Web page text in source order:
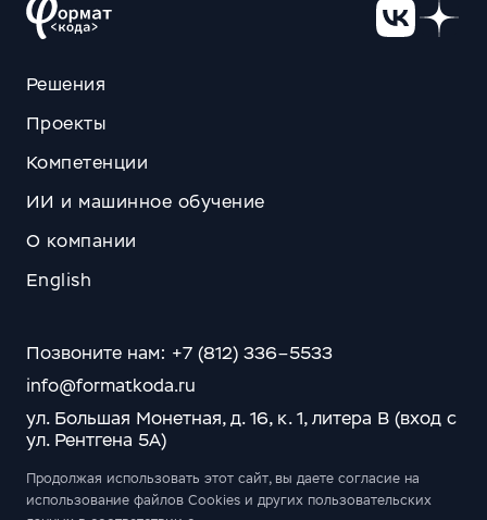
Решения
Проекты
Компетенции
ИИ и машинное обучение
О компании
English
Позвоните нам: +7 (812) 336–5533
info@formatkoda.ru
ул. Большая Монетная, д. 16, к. 1, литера В (вход с
ул. Рентгена 5А)
Продолжая использовать этот сайт, вы даете согласие на
использование файлов Cookies и других пользовательских